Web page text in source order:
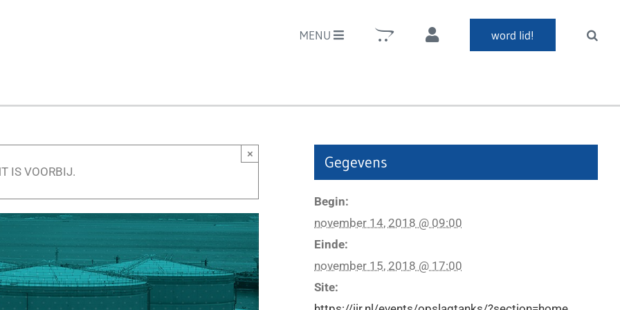
MENU word lid!
IS VOORBIJ.
× Gegevens
Begin:
november 14, 2018 @ 09:00
Einde:
november 15, 2018 @ 17:00
Site: